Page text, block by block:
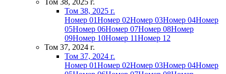
Том 38, 2025 г.
Том 38, 2025 г.
Номер 01Номер 02Номер 03Номер 04Номер
05Номер 06Номер 07Номер 08Номер
09Номер 10Номер 11Номер 12
Том 37, 2024 г.
Том 37, 2024 г.
Номер 01Номер 02Номер 03Номер 04Номер